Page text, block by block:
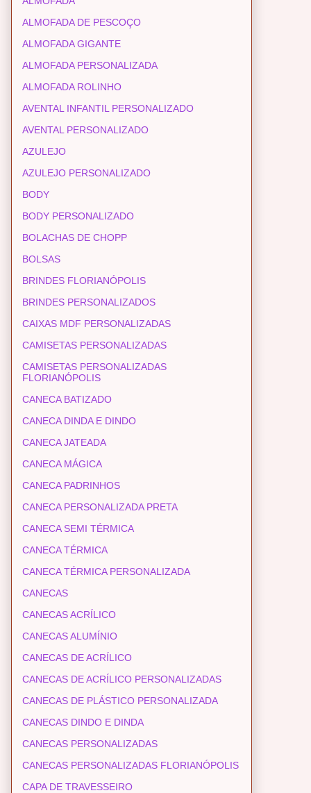
ALMOFADA DE PESCOÇO
ALMOFADA GIGANTE
ALMOFADA PERSONALIZADA
ALMOFADA ROLINHO
AVENTAL INFANTIL PERSONALIZADO
AVENTAL PERSONALIZADO
AZULEJO
AZULEJO PERSONALIZADO
BODY
BODY PERSONALIZADO
BOLACHAS DE CHOPP
BOLSAS
BRINDES FLORIANÓPOLIS
BRINDES PERSONALIZADOS
CAIXAS MDF PERSONALIZADAS
CAMISETAS PERSONALIZADAS
CAMISETAS PERSONALIZADAS
FLORIANÓPOLIS
CANECA BATIZADO
CANECA DINDA E DINDO
CANECA JATEADA
CANECA MÁGICA
CANECA PADRINHOS
CANECA PERSONALIZADA PRETA
CANECA SEMI TÉRMICA
CANECA TÉRMICA
CANECA TÉRMICA PERSONALIZADA
CANECAS
CANECAS ACRÍLICO
CANECAS ALUMÍNIO
CANECAS DE ACRÍLICO
CANECAS DE ACRÍLICO PERSONALIZADAS
CANECAS DE PLÁSTICO PERSONALIZADA
CANECAS DINDO E DINDA
CANECAS PERSONALIZADAS
CANECAS PERSONALIZADAS FLORIANÓPOLIS
CAPA DE TRAVESSEIRO